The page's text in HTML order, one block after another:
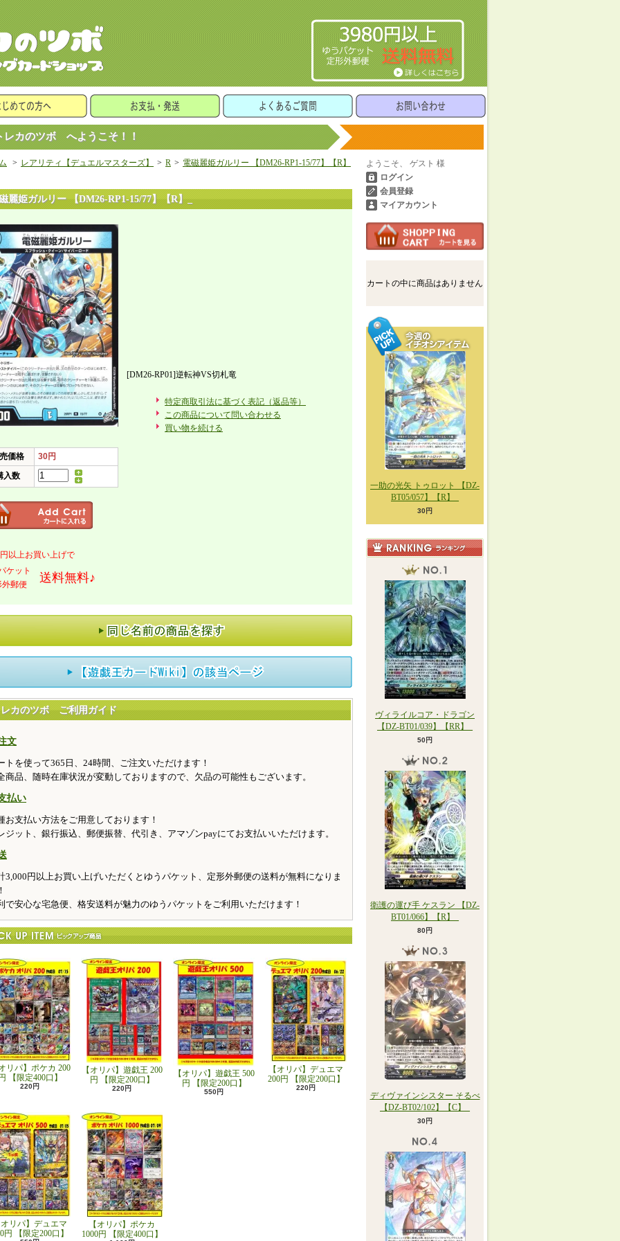
カのツボ へようこそ！！
> レアリティ【デュエルマスターズ】 > R > 電磁麗姫ガルリー 【DM26-RP1-15/77】【R】
麗姫ガルリー 【DM26-RP1-15/77】【R】_
価格
30円
入数
以上お買い上げで
ケット
外郵便
送料無料♪
[DM26-RP01]逆転神VS切札竜
特定商取引法に基づく表記（返品等）
この商品について問い合わせる
買い物を続ける
カのツボ ご利用ガイド
文
トを使って365日、24時間、ご注文いただけます！
品、随時在庫状況が変動しておりますので、欠品の可能性もございます。
払い
お支払い方法をご用意しております！
ジット、銀行振込、郵便振替、代引き、アマゾンpayにてお支払いいただけます。
3,000円以上お買い上げいただくとゆうパケット、定形外郵便の送料が無料になりま
で安心な宅急便、格安送料が魅力のゆうパケットをご利用いただけます！
リパ】ポケカ 200
【限定400口】
220円
【オリパ】遊戯王 200
円 【限定200口】
220円
【オリパ】遊戯王 500
円 【限定200口】
550円
【オリパ】デュエマ
200円 【限定200口】
220円
リパ】デュエマ
円 【限定200口】
【オリパ】ポケカ
1000円 【限定400口】
ようこそ、 ゲスト 様
ログイン
会員登録
マイアカウント
カートの中に商品はありません
一助の光矢 トゥロット 【DZ-
BT05/057】【R】_
30円
ヴィライルコア・ドラゴン
【DZ-BT01/039】【RR】_
50円
衛護の運び手 ケスラン 【DZ-
BT01/066】【R】_
80円
ディヴァインシスター そるべ
【DZ-BT02/102】【C】_
30円